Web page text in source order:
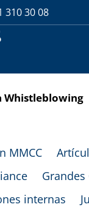
310 30 08
Whistleblowing
MMCC
Grandes
internas